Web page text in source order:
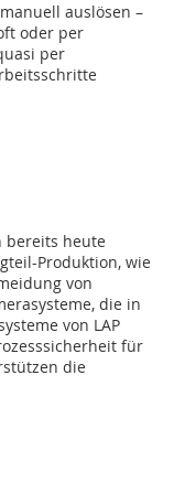
auslösen –
oder per
per
bereits heute
Produktion, wie
von
die in
von LAP
für
die